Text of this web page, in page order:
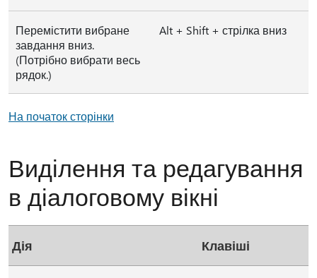
Перемістити вибране
завдання вниз.
(Потрібно вибрати весь
рядок.)
Alt + Shift + стрілка вниз
На початок сторінки
Виділення та редагування
в діалоговому вікні
Дія Клавіші